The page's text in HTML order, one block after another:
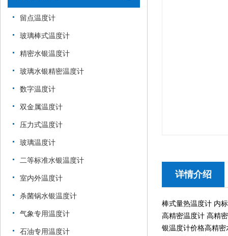
留点温度计
玻璃棒式温度计
精密水银温度计
玻璃水银精密温度计
数字温度计
双金属温度计
压力式温度计
玻璃温度计
二等标准水银温度计
室内外温度计
杀菌锅水银温度计
气象专用温度计
石油专用温度计
详情介绍
棒式量热温度计 内
高精密温度计 高精
银温度计价格高精